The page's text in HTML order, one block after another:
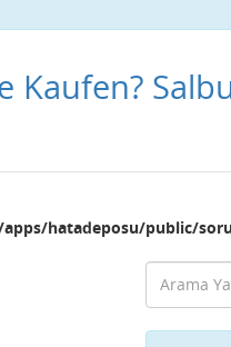
Kaufen?
hatadeposu/public/